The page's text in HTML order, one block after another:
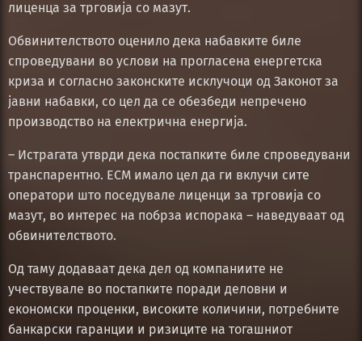
лиценца за трговија со мазут.
Обвинителството оценило дека набавките биле
спроведувани во услови на прогласена енергетска
криза и согласно законските исклучоци од Законот за
јавни набавки, со цел да се обезбеди непречено
производство на електрична енергија.
– Истрагата утврди дека постапките биле спроведувани
транспарентно. ЕСМ имало цел да ги вклучи сите
оператори што поседувале лиценци за трговија со
мазут, во интерес на побрза испорака – наведуваат од
обвинителството.
Од таму додаваат дека дел од компаниите не
учествувале во постапките поради деловни и
економски проценки, високите количини, потребните
банкарски гаранции и ризиците на тогашниот